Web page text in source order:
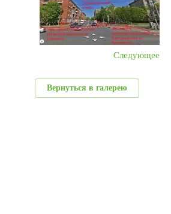
Следующее
Вернуться в галерею